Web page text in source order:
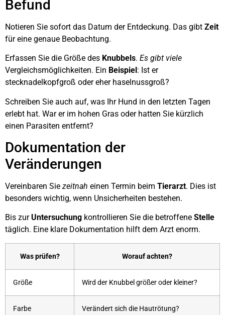
Befund
Notieren Sie sofort das Datum der Entdeckung. Das gibt Zeit
für eine genaue Beobachtung.
Erfassen Sie die Größe des Knubbels. Es gibt viele
Vergleichsmöglichkeiten. Ein Beispiel : Ist er
stecknadelkopfgroß oder eher haselnussgroß?
Schreiben Sie auch auf, was Ihr Hund in den letzten Tagen
erlebt hat. War er im hohen Gras oder hatten Sie kürzlich
einen Parasiten entfernt?
Dokumentation der
Veränderungen
Vereinbaren Sie zeitnah einen Termin beim Tierarzt. Dies ist
besonders wichtig, wenn Unsicherheiten bestehen.
Bis zurUntersuchung kontrollieren Sie die betroffene Stelle
täglich. Eine klare Dokumentation hilft dem Arzt enorm.
Was prüfen? Worauf achten?
Größe Wird der Knubbel größer oder kleiner?
Farbe Verändert sich die Hautrötung?